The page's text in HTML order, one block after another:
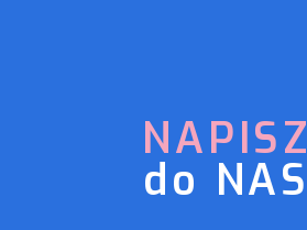
NAPISZ
do NAS